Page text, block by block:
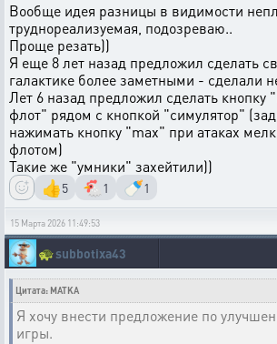
Вообще идея разницы в видимости
труднореализуемая, подозреваю..
Проще резать))
Я еще 8 лет назад предложил сделать
галактике более заметными - сделали
Лет 6 назад предложил сделать кнопку
флот" рядом с кнопкой "симулятор"
нажимать кнопку "max" при атаках
флотом)
Такие же "умники" захейтили))
👍5 🐔 1 🍼1
15 Марта 2026 11:49:53
🐢subbotixa43
Цитата: MATKA
Я хочу внести предложение по
игры.